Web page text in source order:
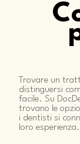
Trovare un
distinguersi
facile. Su
trovano le
i dentisti si
loro esperienza.